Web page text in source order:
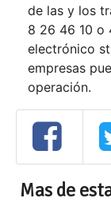
de las y los
8 26 46 10 o
electrónico
empresas
operación.
Mas de